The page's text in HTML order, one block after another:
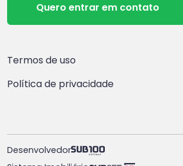
Quero entrar em contato
Termos de uso
Política de privacidade
Desenvolvedor